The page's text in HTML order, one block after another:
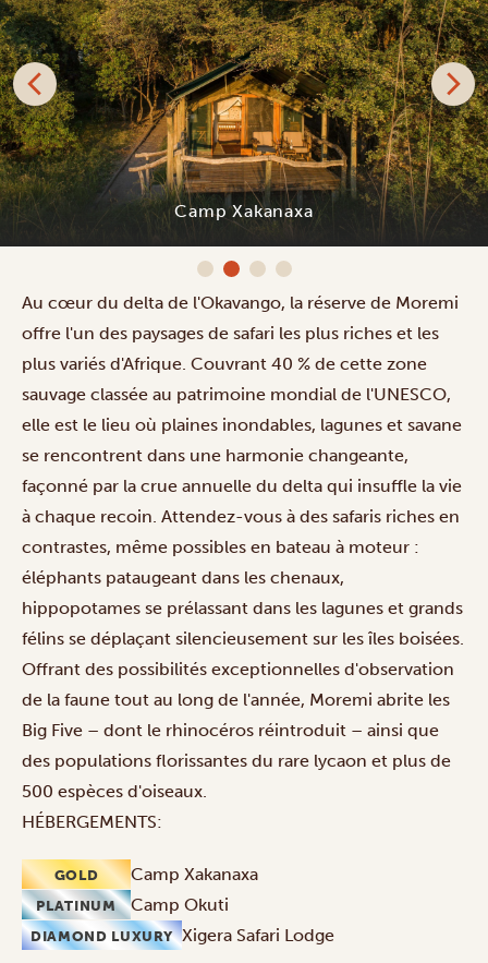
Camp Xakanaxa
Au cœur du delta de l'Okavango, la réserve de Moremi
offre l'un des paysages de safari les plus riches et les
plus variés d'Afrique. Couvrant 40 % de cette zone
sauvage classée au patrimoine mondial de l'UNESCO,
elle est le lieu où plaines inondables, lagunes et savane
se rencontrent dans une harmonie changeante,
façonné par la crue annuelle du delta qui insuffle la vie
à chaque recoin. Attendez-vous à des safaris riches en
contrastes, même possibles en bateau à moteur :
éléphants pataugeant dans les chenaux,
hippopotames se prélassant dans les lagunes et grands
félins se déplaçant silencieusement sur les îles boisées.
Offrant des possibilités exceptionnelles d'observation
de la faune tout au long de l'année, Moremi abrite les
Big Five – dont le rhinocéros réintroduit – ainsi que
des populations florissantes du rare lycaon et plus de
500 espèces d'oiseaux.
HÉBERGEMENTS:
GOLD Camp Xakanaxa
PLATINUM Camp Okuti
DIAMOND LUXURY Xigera Safari Lodge